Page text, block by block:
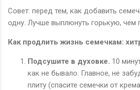
Совет: перед тем, как добавить
одну. Лучше выплюнуть горькую, чем
Как продлить жизнь семечкам:
Подсушите в духовке. 10
как не бывало. Главное, не
плиту (спасите семечки от